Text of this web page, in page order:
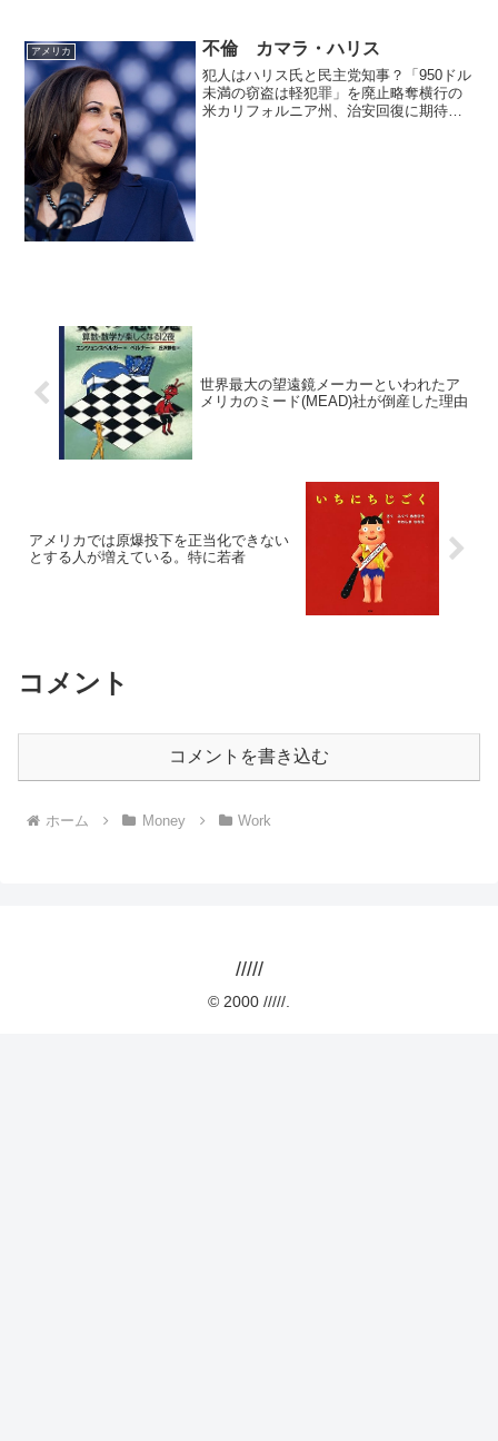
マイナスである」ことを意味します。銀
行から借りる際の利率（名目...
アメリカ 不倫 カマラ・ハリス
犯人はハリス氏と民主党知事？「950ドル
未満の窃盗は軽犯罪」を廃止略奪横行の
米カリフォルニア州、治安回復に期待
世界最大の望遠鏡メーカーといわれたア
メリカのミード(MEAD)社が倒産した理由
アメリカでは原爆投下を正当化できない
とする人が増えている。特に若者
コメント
コメントを書き込む
ホーム Money Work
/////
© 2000 /////.